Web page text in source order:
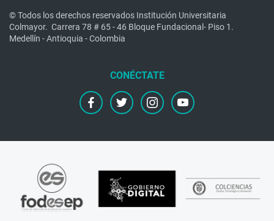
© Todos los derechos reservados Institución Universitaria
Colmayor. Carrera 78 # 65 - 46 Bloque Fundacional- Piso 1.
Medellín - Antioquia - Colombia
facebooktwitter instagramyoutube